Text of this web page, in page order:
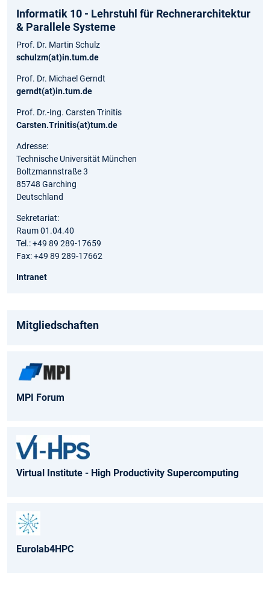
Informatik 10 - Lehrstuhl für Rechnerarchitektur
& Parallele Systeme
Prof. Dr. Martin Schulz
schulzm(at)in.tum.de
Prof. Dr. Michael Gerndt
gerndt(at)in.tum.de
Prof. Dr.-Ing. Carsten Trinitis
Carsten.Trinitis(at)tum.de
Adresse:
Technische Universität München
Boltzmannstraße 3
85748 Garching
Deutschland
Sekretariat:
Raum 01.04.40
Tel.: +49 89 289-17659
Fax: +49 89 289-17662
Intranet
Mitgliedschaften
MPI Forum
Virtual Institute - High Productivity Supercomputing
Eurolab4HPC